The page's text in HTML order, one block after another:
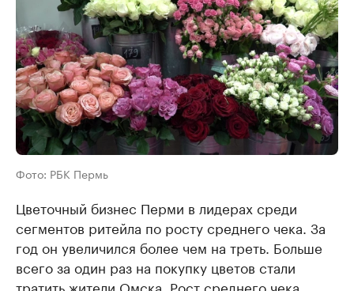
Фото: РБК Пермь
Цветочный бизнес Перми в лидерах среди
сегментов ритейла по росту среднего чека. За
год он увеличился более чем на треть. Больше
всего за один раз на покупку цветов стали
тратить жители Омска. Рост среднего чека